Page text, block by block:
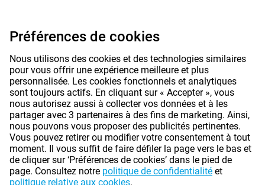
Conditions générales | Préférences de cookies
© 2026 Gomibo.fr
Préférences de cookies
Nous utilisons des cookies et des technologies similaires
pour vous offrir une expérience meilleure et plus
personnalisée. Les cookies fonctionnels et analytiques
sont toujours actifs. En cliquant sur « Accepter », vous
nous autorisez aussi à collecter vos données et à les
partager avec 3 partenaires à des fins de marketing. Ainsi,
nous pouvons vous proposer des publicités pertinentes.
Vous pouvez retirer ou modifier votre consentement à tout
moment. Il vous suffit de faire défiler la page vers le bas et
de cliquer sur ‘Préférences de cookies’ dans le pied de
page. Consultez notre politique de confidentialité et
politique relative aux cookies.